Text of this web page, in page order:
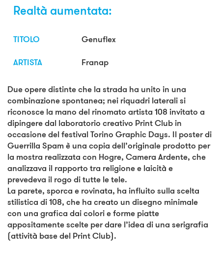
Realtà aumentata:
TITOLO
Genuflex
ARTISTA
Franap
Due opere distinte che la strada ha unito in una
combinazione spontanea; nei riquadri laterali si
riconosce la mano del rinomato artista 108 invitato a
dipingere dal laboratorio creativo Print Club in
occasione del festival Torino Graphic Days. Il poster di
Guerrilla Spam è una copia dell’originale prodotto per
la mostra realizzata con Hogre, Camera Ardente, che
analizzava il rapporto tra religione e laicità e
prevedeva il rogo di tutte le tele.
La parete, sporca e rovinata, ha influito sulla scelta
stilistica di 108, che ha creato un disegno minimale
con una grafica dai colori e forme piatte
appositamente scelte per dare l’idea di una serigrafia
(attività base del Print Club).